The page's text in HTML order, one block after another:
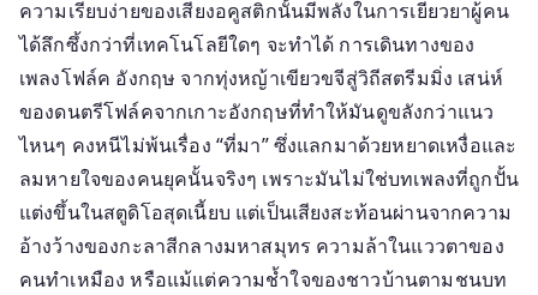
อังกฤษ
แบบ
ให้
ติด
ถึง
วิญญาณ
ผู้ดี
ความเรียบง่ายของเสียงอคูสติกนั้นมีพลังในการเยียวยาผู้คน
ได้ลึกซึ้งกว่าที่เทคโนโลยีใดๆ จะทำได้ การเดินทางของ
เพลงโฟล์ค อังกฤษ จากทุ่งหญ้าเขียวขจีสู่วิถีสตรีมมิ่ง เสน่ห์
ของดนตรีโฟล์คจากเกาะอังกฤษที่ทำให้มันดูขลังกว่าแนว
ไหนๆ คงหนีไม่พ้นเรื่อง “ที่มา” ซึ่งแลกมาด้วยหยาดเหงื่อและ
ลมหายใจของคนยุคนั้นจริงๆ เพราะมันไม่ใช่บทเพลงที่ถูกปั้น
แต่งขึ้นในสตูดิโอสุดเนี้ยบ แต่เป็นเสียงสะท้อนผ่านจากความ
อ้างว้างของกะลาสีกลางมหาสมุทร ความล้าในแววตาของ
คนทำเหมือง หรือแม้แต่ความช้ำใจของชาวบ้านตามชนบท